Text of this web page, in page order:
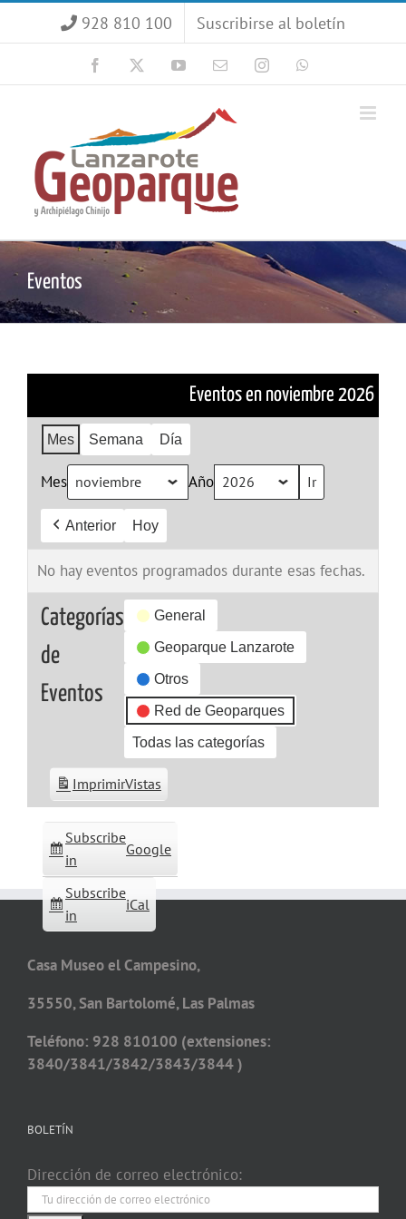
928 810 100 Suscribirse al boletín
Facebook YouTubeCorreoInstagram
Eventos
Eventos en noviembre 2026
Mes Semana Día
Mes Año
Anterior Hoy
No hay eventos programados durante esas fechas.
Categorías
de
Eventos
General
Geoparque Lanzarote
Otros
Red de Geoparques
Todas las categorías
Subscribe
in
Google
Subscribe
in
iCal
ImprimirVistas
Casa Museo el Campesino,
35550, San Bartolomé, Las Palmas
Teléfono: 928 810100 (extensiones:
3840/3841/3842/3843/3844 )
BOLETÍN
Dirección de correo electrónico: